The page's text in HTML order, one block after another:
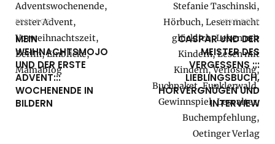
PREV POST
MEIN
WEIHNACHTSMOJO
UND DER ERSTE
ADVENT:::
WOCHENENDE IN
BILDERN
NEXT POST
CASPAR UND DER
MEISTER DES
VERGESSENS :::
LIEBLINGSBUCH,
HÖRVERGNÜGEN UND
INTERVIEW